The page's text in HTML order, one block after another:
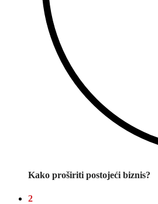
Kako proširiti postojeći biznis?
2